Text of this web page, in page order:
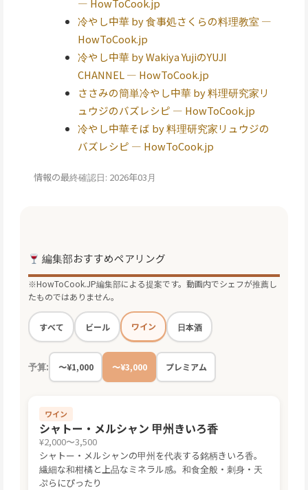
— HowToCook.jp
冷やし中華 by 食事処さくらの料理教室 —
HowToCook.jp
冷やし中華 by Wakiya YujiのYUJI
CHANNEL — HowToCook.jp
ささみの簡単冷やし中華 by 料理研究家リ
ュウジのバズレシピ — HowToCook.jp
冷やし中華そば by 料理研究家リュウジの
バズレシピ — HowToCook.jp
情報の最終確認日: 2026年03月
編集部おすすめペアリング
※HowToCook.JP編集部による提案です。動画内でシェフが推薦し
たものではありません。
すべて ビール ワイン 日本酒
予算: 〜¥1,000 〜¥3,000 プレミアム
ワイン
シャトー・メルシャン 甲州きいろ香
¥2,000〜3,500
シャトー・メルシャンの甲州を代表する銘柄きいろ香。
繊細な和柑橘と上品なミネラル感。和食全般・刺身・天
ぷらにぴったり